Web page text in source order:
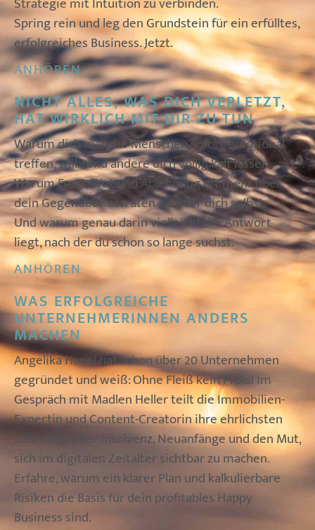
Spring rein und leg den Grundstein für ein erfülltes,
erfolgreiches Business. Jetzt.
ANHÖREN
NICHT ALLES, WAS DICH VERLETZT,
HAT WIRKLICH MIT DIR ZU TUN
Warum dich manche Menschen sofort emotional
treffen, während andere dich völlig kalt lassen.
Warum Frust, Wut und Ablehnung oft mehr über
dein Gegenüber verraten als über dich selbst.
Und warum genau darin vielleicht die Antwort
liegt, nach der du schon so lange suchst.
ANHÖREN
WAS ERFOLGREICHE
UNTERNEHMERINNEN ANDERS
MACHEN
Angelika Hanel hat schon über 20 Unternehmen
gegründet und weiß: Ohne Fleiß kein Preis! Im
Gespräch mit Madlen Heller teilt die Immobilien-
Expertin und Content-Creatorin ihre ehrlichsten
Learnings über Insolvenz, Neuanfänge und den Mut,
sich im digitalen Zeitalter sichtbar zu machen.
Erfahre, warum ein klarer Plan und kalkulierbare
Risiken die Basis für dein profitables Happy
Business sind.